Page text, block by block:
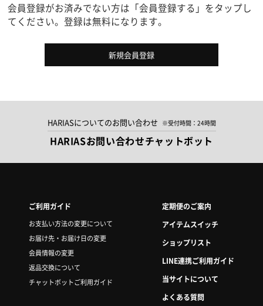
会員登録がお済みでない方は「会員登録する」をタップし
てください。登録は無料になります。
新規会員登録
HARIASについてのお問い合わせ ※受付時間：24時間
HARIASお問い合わせチャットボット
ご利用ガイド
お支払い方法の変更について
お届け先・お届け日の変更
会員情報の変更
返品交換について
チャットボットご利用ガイド
定期便のご案内
アイテムスイッチ
ショップリスト
LINE連携ご利用ガイド
当サイトについて
よくある質問